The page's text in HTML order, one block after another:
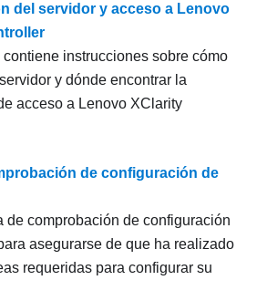
del servidor y acceso a Lenovo
contiene instrucciones sobre cómo
y dónde encontrar la
acceso a Lenovo XClarity
de configuración de
de comprobación de configuración
asegurarse de que ha realizado
requeridas para configurar su